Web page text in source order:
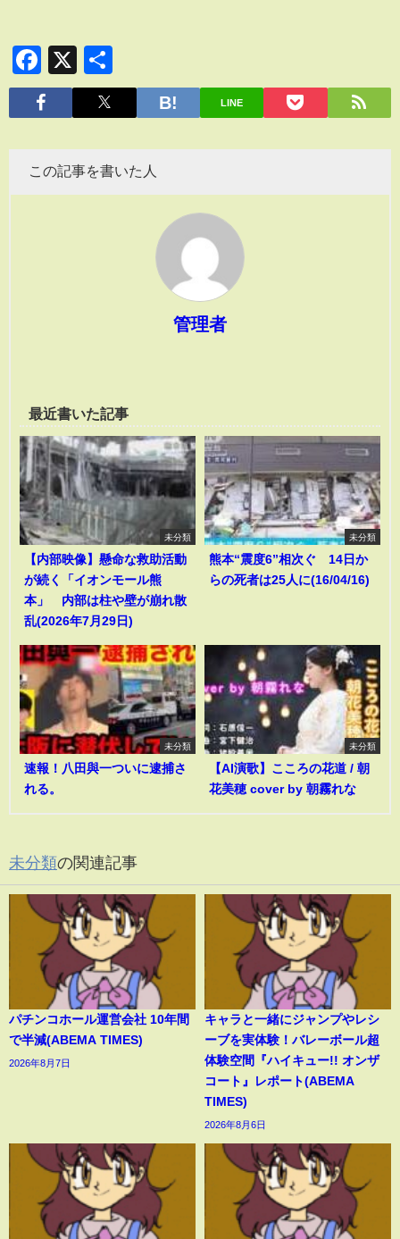
Facebook
X
有
LINE
この記事を書いた人
管理者
最近書いた記事
未分類
【内部映像】懸命な救助活動
が続く「イオンモール熊
本」 内部は柱や壁が崩れ散
乱(2026年7月29日)
未分類
熊本“震度6”相次ぐ 14日か
らの死者は25人に(16/04/16)
未分類
速報！八田與一ついに逮捕さ
れる。
未分類
【AI演歌】こころの花道 / 朝
花美穂 cover by 朝霧れな
未分類の関連記事
パチンコホール運営会社 10年間
で半減(ABEMA TIMES)
2026年8月7日
キャラと一緒にジャンプやレシ
ーブを実体験！バレーボール超
体験空間『ハイキュー!! オンザ
コート』レポート(ABEMA
TIMES)
2026年8月6日